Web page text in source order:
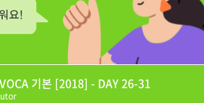
기본 [2018] - DAY 26-31